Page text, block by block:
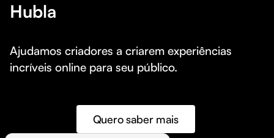
Hubla
Ajudamos criadores a criarem experiências
incríveis online para seu público.
Quero saber mais